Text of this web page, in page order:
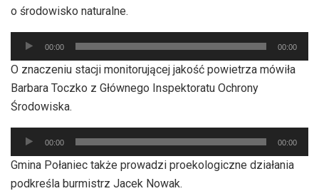
o środowisko naturalne.
Odtwarzacz
plików
dźwiękowych
00:00 00:00
O znaczeniu stacji monitorującej jakość powietrza mówiła
Barbara Toczko z Głównego Inspektoratu Ochrony
Środowiska.
Odtwarzacz
plików
dźwiękowych
00:00 00:00
Gmina Połaniec także prowadzi proekologiczne działania
podkreśla burmistrz Jacek Nowak.